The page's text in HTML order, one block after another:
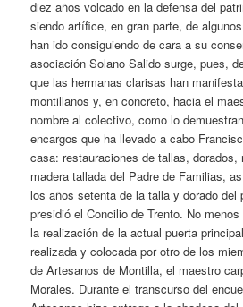
diez años volcado en la defensa del
siendo artífice, en gran parte, de
han ido consiguiendo de cara a su
asociación Solano Salido surge, pues,
que las hermanas clarisas han
montillanos y, en concreto, hacia el
nombre al colectivo, como lo
encargos que ha llevado a cabo
casa: restauraciones de tallas,
madera tallada del Padre de Familias,
los años setenta de la talla y dorado del
presidió el Concilio de Trento. No
la realización de la actual puerta
realizada y colocada por otro de los
de Artesanos de Montilla, el maestro
Morales. Durante el transcurso del